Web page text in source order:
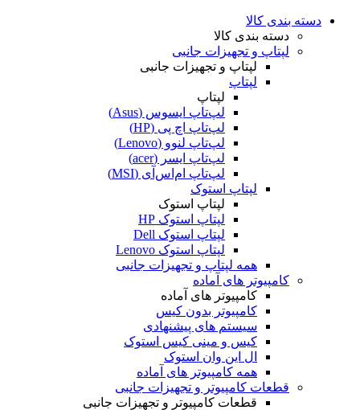
دسته بندی کالا
دسته بندی کالا
لپتاپ و تجهیزات جانبی
لپتاپ و تجهیزات جانبی
لپتاپ
لپتاپ
لپ‌تاپ ایسوس (Asus)
لپ‌تاپ اچ پی (HP)
لپ‌تاپ لنوو (Lenovo)
لپ‌تاپ ایسر (acer)
لپ‌تاپ ام‌اس‌آی (MSI)
لپتاپ استوک
لپتاپ استوک
لپتاپ استوک HP
لپتاپ استوک Dell
لپتاپ استوک Lenovo
همه لپتاپ و تجهیزات جانبی
کامپیوتر های آماده
کامپیوتر های آماده
کامپیوتر بدون کیس
سیستم های پیشنهادی
کیس و مینی کیس استوک
ال این وان استوک
همه کامپیوتر های آماده
قطعات کامپیوتر و تجهیزات جانبی
قطعات کامپیوتر و تجهیزات جانبی